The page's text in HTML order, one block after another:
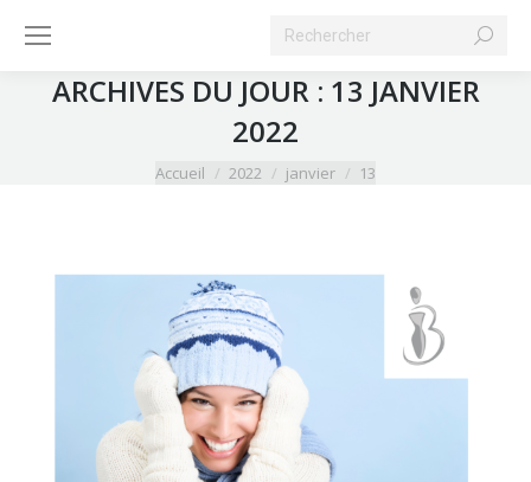
Search:
ARCHIVES DU JOUR : 13 JANVIER
2022
Vous êtes ici :
Accueil 2022 janvier 13